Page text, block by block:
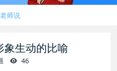
师说
象生动的比喻
46